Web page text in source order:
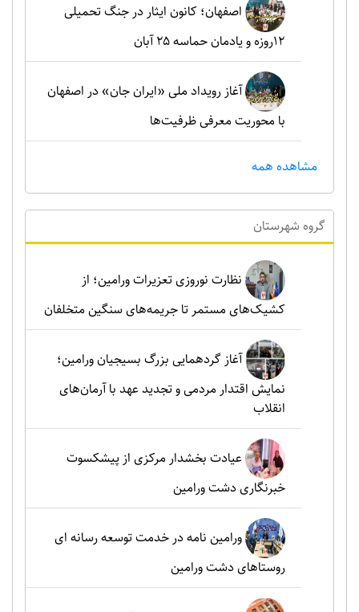
اصفهان؛ کانون ایثار در جنگ تحمیلی
۱۲روزه و یادمان حماسه ۲۵ آبان
آغاز رویداد ملی «ایران جان» در اصفهان
با محوریت معرفی ظرفیت‌ها
مشاهده همه
گروه شهرستان
نظارت نوروزی تعزیرات ورامین؛ از
کشیک‌های مستمر تا جریمه‌های سنگین متخلفان
آغاز گردهمایی بزرگ بسیجیان ورامین؛
نمایش اقتدار مردمی و تجدید عهد با آرمان‌های
انقلاب
عیادت بخشدار مرکزی از پیشکسوت
خبرنگاری دشت ورامین
ورامین نامه در خدمت توسعه رسانه ای
روستاهای دشت ورامین